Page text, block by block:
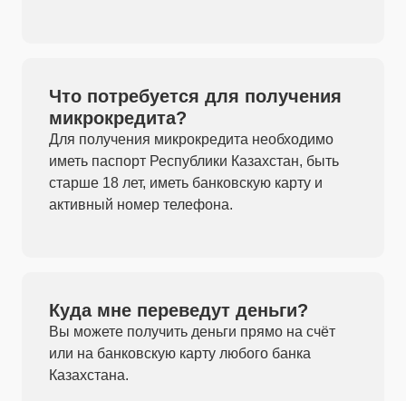
Что потребуется для получения
микрокредита?
Для получения микрокредита необходимо
иметь паспорт Республики Казахстан, быть
старше 18 лет, иметь банковскую карту и
активный номер телефона.
Куда мне переведут деньги?
Вы можете получить деньги прямо на счёт
или на банковскую карту любого банка
Казахстана.